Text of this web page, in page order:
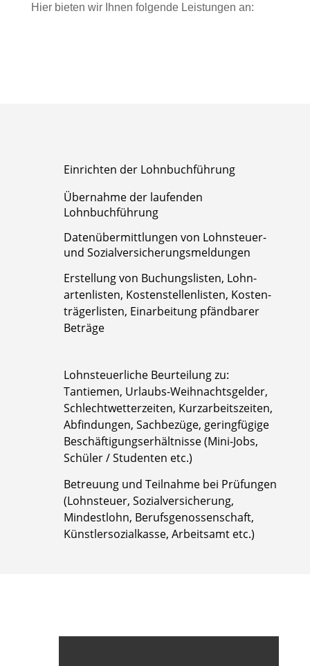
Hier bieten wir Ihnen folgende Leistungen an:
Einrichten der Lohnbuchführung
Übernahme der laufenden
Lohnbuchführung
Daten­über­mittlungen von Lohnsteuer-
und Sozial­ver­sicherungs­meldungen
Erstellung von Buchungs­listen, Lohn­
arten­listen, Kosten­stellen­listen, Kosten­
träger­listen, Ein­arbeitung pfänd­barer
Beträge
Lohnsteuerliche Beurteilung zu:
Tantiemen, Urlaubs-Weihnachtsgelder,
Schlechtwetterzeiten, Kurzarbeitszeiten,
Abfindungen, Sachbezüge, geringfügige
Beschäftigungserhältnisse (Mini-Jobs,
Schüler / Studenten etc.)
Betreuung und Teilnahme bei Prüfungen
(Lohnsteuer, Sozialversicherung,
Mindestlohn, Berufsgenossenschaft,
Künstlersozialkasse, Arbeitsamt etc.)